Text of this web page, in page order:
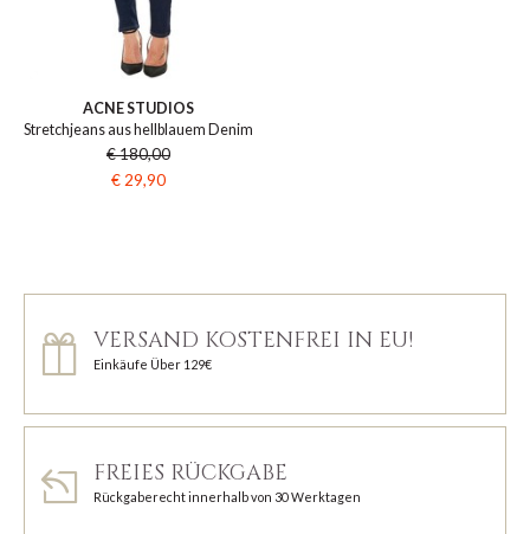
ACNE STUDIOS
Stretchjeans aus hellblauem Denim
€ 180,00
€ 29,90
VERSAND KOSTENFREI IN EU!
Einkäufe Über 129€
FREIES RÜCKGABE
Rückgaberecht innerhalb von 30 Werktagen